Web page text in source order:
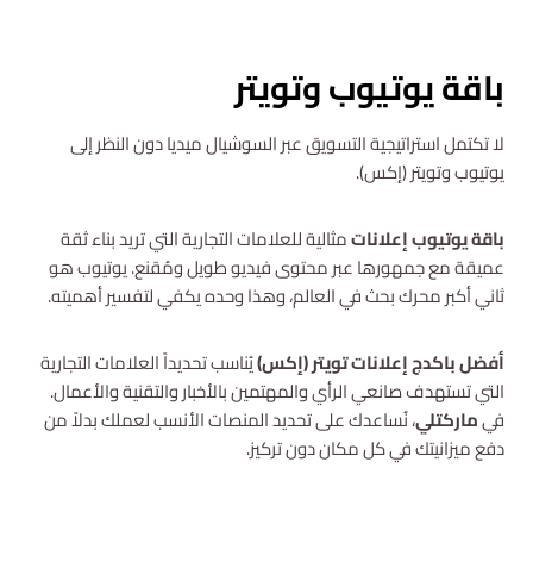
باقة يوتيوب وتويتر
لا تكتمل استراتيجية التسويق عبر السوشيال ميديا دون النظر إلى
يوتيوب وتويتر (إكس).
باقة يوتيوب إعلاناتمثالية للعلامات التجارية التي تريد بناء ثقة
عميقة مع جمهورها عبر محتوى فيديو طويل ومُقنع. يوتيوب هو
ثاني أكبر محرك بحث في العالم، وهذا وحده يكفي لتفسير أهميته.
أفضل باكدج إعلانات تويتر (إكس)يُناسب تحديداً العلامات التجارية
التي تستهدف صانعي الرأي والمهتمين بالأخبار والتقنية والأعمال.
فيماركتلي، نُساعدك على تحديد المنصات الأنسب لعملك بدلاً من
دفع ميزانيتك في كل مكان دون تركيز.